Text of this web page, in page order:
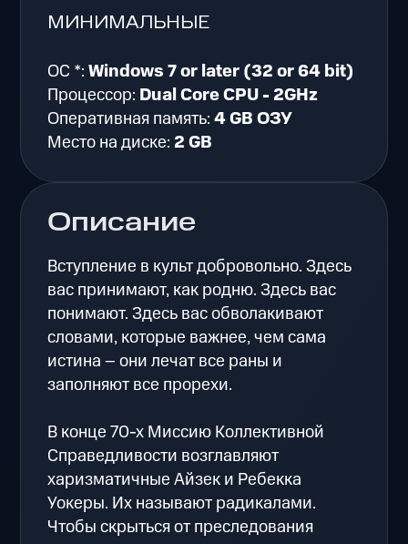
Описание
Вступление в культ добровольно. Здесь
вас принимают, как родню. Здесь вас
понимают. Здесь вас обволакивают
словами, которые важнее, чем сама
истина – они лечат все раны и
заполняют все прорехи.
В конце 70-х Миссию Коллективной
Справедливости возглавляют
харизматичные Айзек и Ребекка
Уокеры. Их называют радикалами.
Чтобы скрыться от преследования
МИНИМАЛЬНЫЕ
ОС *:Windows 7 or later (32 or 64 bit)
Процессор: Dual Core CPU - 2GHz
Оперативная память:4 GB ОЗУ
Место на диске: 2 GB